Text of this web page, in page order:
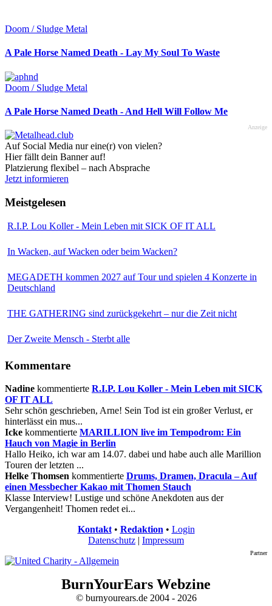
Doom / Sludge Metal
A Pale Horse Named Death - Lay My Soul To Waste
Doom / Sludge Metal
A Pale Horse Named Death - And Hell Will Follow Me
Anzeige
Auf Social Media nur eine(r) von vielen?
Hier fällt dein Banner auf!
Platzierung flexibel – nach Absprache
Jetzt informieren
Meistgelesen
R.I.P. Lou Koller - Mein Leben mit SICK OF IT ALL
In Wacken, auf Wacken oder beim Wacken?
MEGADETH kommen 2027 auf Tour und spielen 4 Konzerte in
Deutschland
THE GATHERING sind zurückgekehrt – nur die Zeit nicht
Der Zweite Mensch - Sterbt alle
Kommentare
Nadine kommentierte R.I.P. Lou Koller - Mein Leben mit SICK
OF IT ALL
Sehr schön geschrieben, Arne! Sein Tod ist ein großer Verlust, er
hinterlässt ein mus...
Icke kommentierte MARILLION live im Tempodrom: Ein
Hauch von Magie in Berlin
Hallo Heiko, ich war am 14.07. dabei und habe auch alle Marillion
Touren der letzten ...
Helke Thomsen kommentierte Drums, Dramen, Dracula – Auf
einen Messbecher Kakao mit Thomen Stauch
Klasse Interview! Lustige und schöne Anekdoten aus der
Vergangenheit! Thomen redet ei...
Kontakt• Redaktion• Login
Datenschutz | Impressum
Partner
BurnYourEars Webzine
© burnyourears.de 2004 - 2026